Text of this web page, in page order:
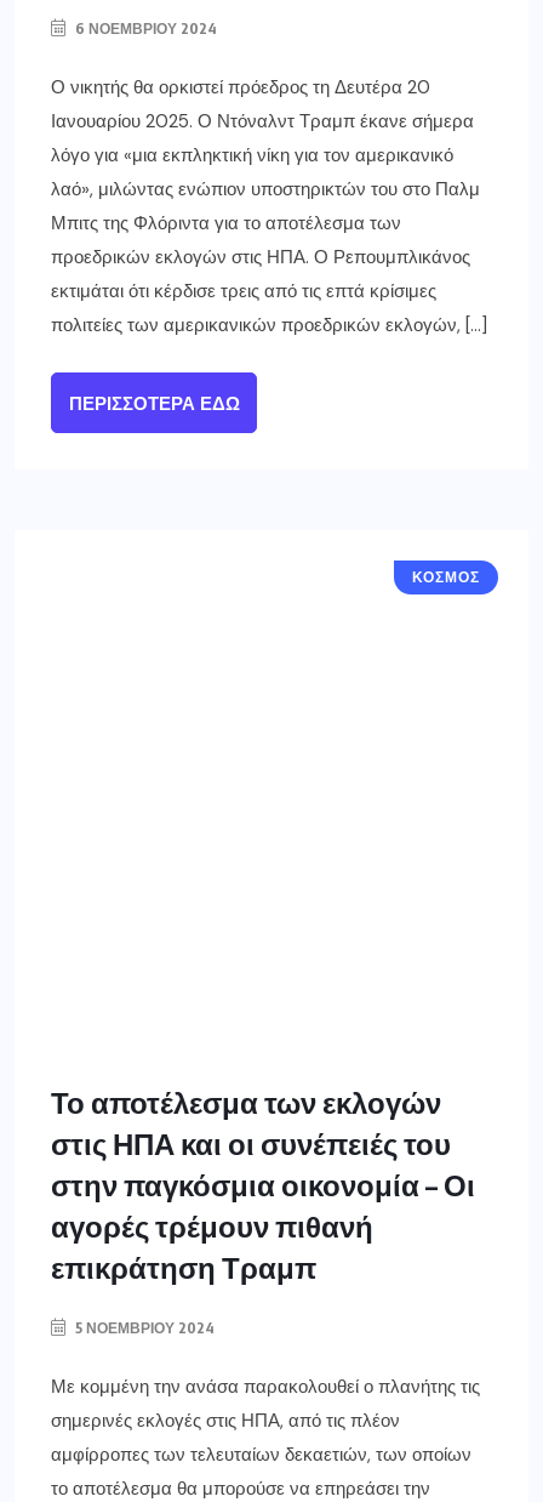
6 ΝΟΕΜΒΡΊΟΥ 2024
Ο νικητής θα ορκιστεί πρόεδρος τη Δευτέρα 20
Ιανουαρίου 2025. Ο Ντόναλντ Τραμπ έκανε σήμερα
λόγο για «μια εκπληκτική νίκη για τον αμερικανικό
λαό», μιλώντας ενώπιον υποστηρικτών του στο Παλμ
Μπιτς της Φλόριντα για το αποτέλεσμα των
προεδρικών εκλογών στις ΗΠΑ. Ο Ρεπουμπλικάνος
εκτιμάται ότι κέρδισε τρεις από τις επτά κρίσιμες
πολιτείες των αμερικανικών προεδρικών εκλογών, […]
ΠΕΡΙΣΣΌΤΕΡΑ ΕΔΏ
ΚΟΣΜΟΣ
Το αποτέλεσμα των εκλογών
στις ΗΠΑ και οι συνέπειές του
στην παγκόσμια οικονομία – Οι
αγορές τρέμουν πιθανή
επικράτηση Τραμπ
5 ΝΟΕΜΒΡΊΟΥ 2024
Με κομμένη την ανάσα παρακολουθεί ο πλανήτης τις
σημερινές εκλογές στις ΗΠΑ, από τις πλέον
αμφίρροπες των τελευταίων δεκαετιών, των οποίων
το αποτέλεσμα θα μπορούσε να επηρεάσει την